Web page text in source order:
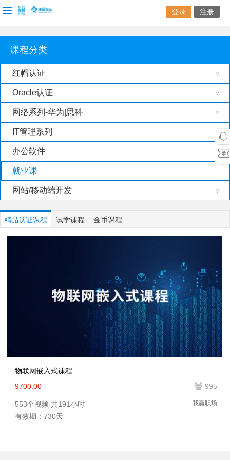
登录 注册
课程分类
>
红帽认证
>
Oracle认证
>
网络系列-华为|思科
>
IT管理系列
>
办公软件
就业课
>
网站/移动端开发
精品认证课程 试学课程 金币课程
物联网嵌入式课程
995
9700.00
我赢职场
553个视频 共191小时
有效期：730天